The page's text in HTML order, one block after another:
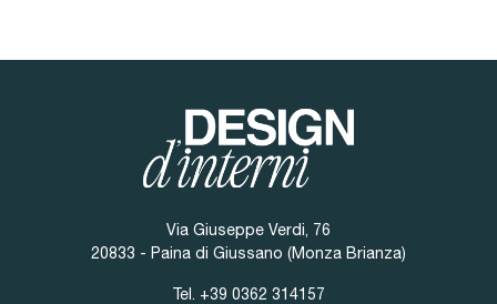
Via Giuseppe Verdi, 76
20833 - Paina di Giussano (Monza Brianza)
Tel. +39 0362 314157